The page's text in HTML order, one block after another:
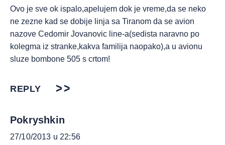
Ovo je sve ok ispalo,apelujem dok je vreme,da se neko
ne zezne kad se dobije linja sa Tiranom da se avion
nazove Cedomir Jovanovic line-a(sedista naravno po
kolegma iz stranke,kakva familija naopako),a u avionu
sluze bombone 505 s crtom!
REPLY
Pokryshkin
27/10/2013 u 22:56